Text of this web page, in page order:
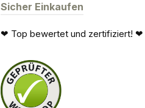
Sicher Einkaufen
❤ Top bewertet und zertifiziert! ❤